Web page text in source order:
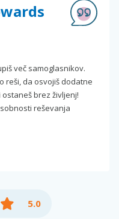
več samoglasnikov.
reši, da osvojiš dodatne
brez življenj!
reševanja
5.0